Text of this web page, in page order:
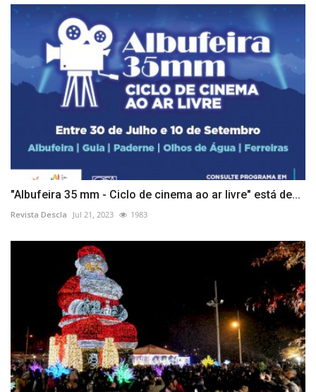
"Albufeira 35 mm - Ciclo de cinema ao ar livre" está de...
Revista Descla Jul 21, 2023 1983